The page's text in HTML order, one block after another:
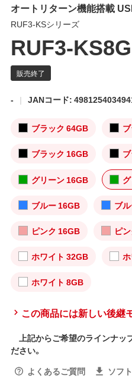
オートリターン機能搭載
RUF3-KSシリーズ
RUF3-
- JANコード:
ブラック 64GB
ブラック 16GB
グリーン 16GB
ブルー 16GB ブ
ピンク 16GB ピ
ホワイト 32GB
ホワイト 8GB
この商品には新しい後継
上記からご希望のラインナッ
ださい。
よくあるご質問
ソフ